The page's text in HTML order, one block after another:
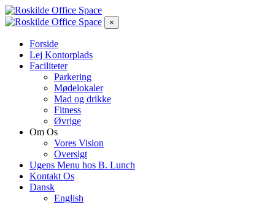
×
Forside
Lej Kontorplads
Faciliteter
Parkering
Mødelokaler
Mad og drikke
Fitness
Øvrige
Om Os
Vores Vision
Oversigt
Ugens Menu hos B. Lunch
Kontakt Os
Dansk
English